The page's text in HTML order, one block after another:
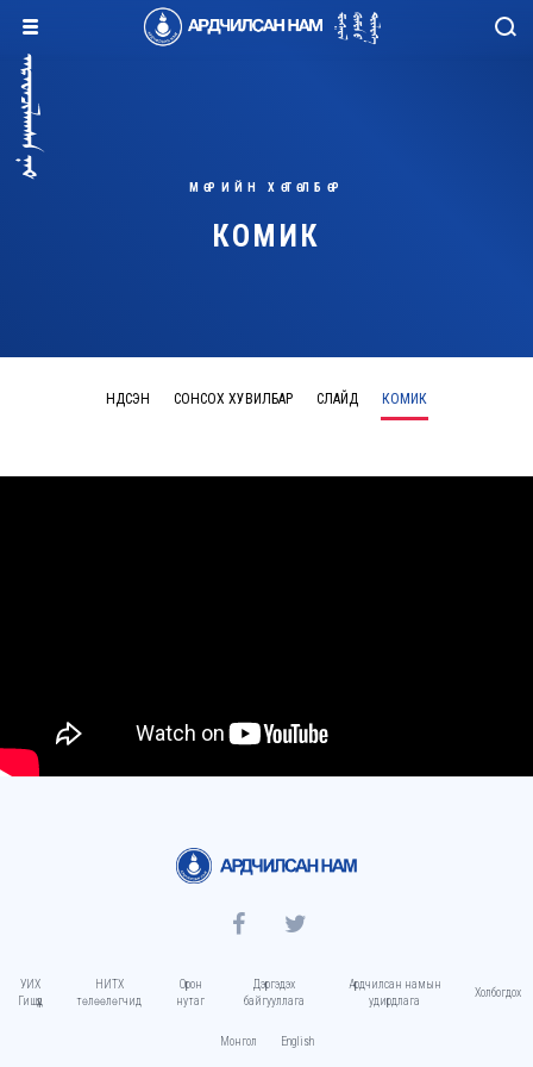
МӨРИЙН ХӨТӨЛБӨР
КОМИК
ҮНДСЭН СОНСОХ ХУВИЛБАР СЛАЙД КОМИК
УИХ
Гишүүд
НИТХ
төлөөлөгчид
Орон
нутаг
Дэргэдэх
байгууллага
Ардчилсан намын
удирдлага
Холбогдох
Монгол English